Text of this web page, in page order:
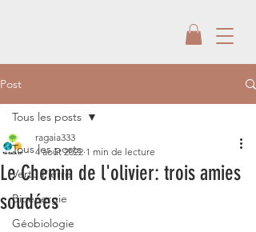
Post
Tous les posts
Vertu Pierre
Bioénergie
Géobiologie
Tous les posts
Le Chemin de l'olivier: trois amies
soudées
ragaia333
4 août 2022 1 min de lecture